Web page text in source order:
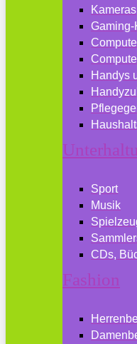
Kameras
Handys
Sport
Musik
CDs,
Fashion